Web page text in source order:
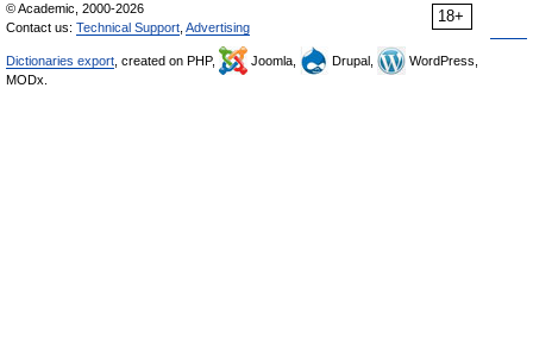
18+
© Academic, 2000-2026
Contact us: Technical Support Advertising
Dictionaries export , created on PHP, Joomla, Drupal,
WordPress,
MODx.